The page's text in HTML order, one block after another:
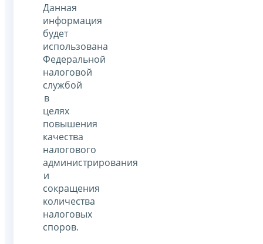
Данная
информация
будет
использована
Федеральной
налоговой
службой
в
целях
повышения
качества
налогового
администрирования
и
сокращения
количества
налоговых
споров.